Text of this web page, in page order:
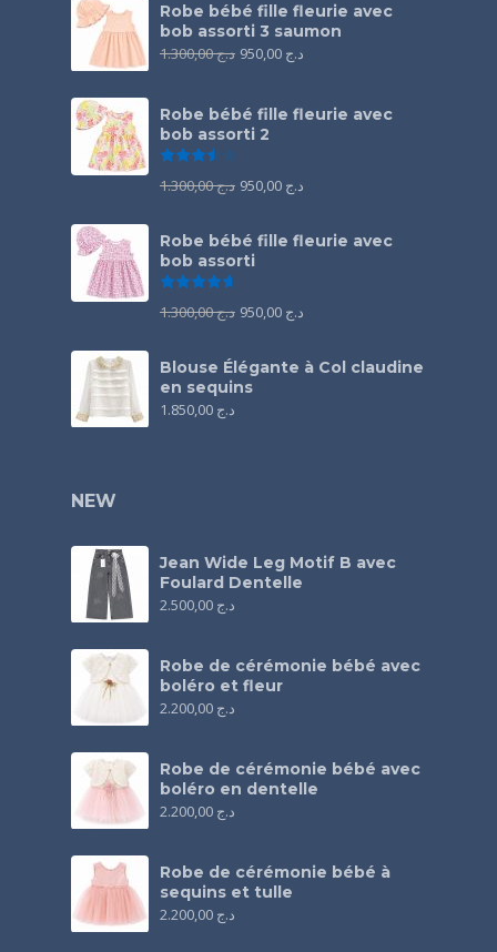
Robe bébé fille fleurie avec
bob assorti 3 saumon
د.ج1.300,00 د.ج
Robe bébé fille fleurie avec
bob assorti 2
د.ج1.300,00 د.ج
Robe bébé fille fleurie avec
bob assorti
د.ج1.300,00 د.ج
Blouse Élégante à Col claudine
en sequins
د.ج
NEW
Jean Wide Leg Motif B avec
Foulard Dentelle
د.ج
Robe de cérémonie bébé avec
boléro et fleur
د.ج
Robe de cérémonie bébé avec
boléro en dentelle
د.ج
Robe de cérémonie bébé à
sequins et tulle
د.ج